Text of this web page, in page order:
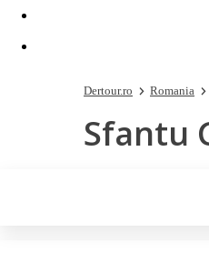
Dertour.ro Romania
Sfantu